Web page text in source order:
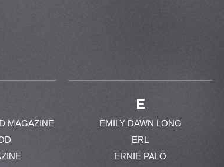
MAGAZINE
E
EMILY DAWN LONG
ERL
ERNIE PALO